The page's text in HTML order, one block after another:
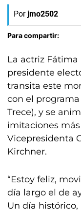
Por jmo2502
Para compartir:
La actriz Fátima
presidente
transita este
con el programa
Trece), y se
imitaciones
Vicepresidenta
Kirchner.
“Estoy feliz,
día largo el de
Un día